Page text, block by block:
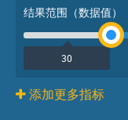
结果范围（数据值）
添加更多指标